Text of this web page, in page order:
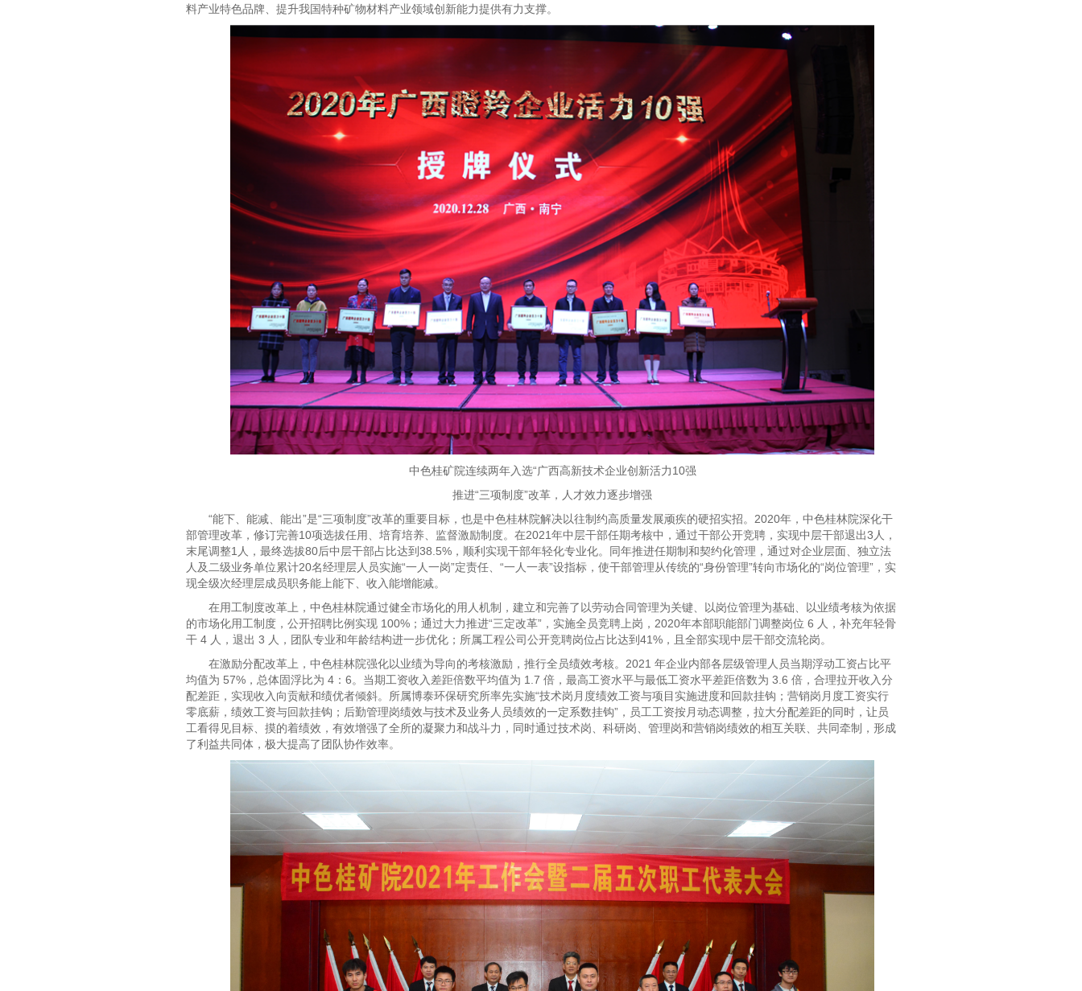
料产业特色品牌、提升我国特种矿物材料产业领域创新能力提供有力支撑。
中色桂矿院连续两年入选“广西高新技术企业创新活力10强
推进“三项制度”改革，人才效力逐步增强
“能下、能减、能出”是“三项制度”改革的重要目标，也是中色桂林院解决以往制约高质量发展顽疾的硬招实招。2020年，中色桂林院深化干
部管理改革，修订完善10项选拔任用、培育培养、监督激励制度。在2021年中层干部任期考核中，通过干部公开竞聘，实现中层干部退出3人，
末尾调整1人，最终选拔80后中层干部占比达到38.5%，顺利实现干部年轻化专业化。同年推进任期制和契约化管理，通过对企业层面、独立法
人及二级业务单位累计20名经理层人员实施“一人一岗”定责任、“一人一表”设指标，使干部管理从传统的“身份管理”转向市场化的“岗位管理”，实
现全级次经理层成员职务能上能下、收入能增能减。
在用工制度改革上，中色桂林院通过健全市场化的用人机制，建立和完善了以劳动合同管理为关键、以岗位管理为基础、以业绩考核为依据
的市场化用工制度，公开招聘比例实现 100%；通过大力推进“三定改革”，实施全员竞聘上岗，2020年本部职能部门调整岗位 6 人，补充年轻骨
干 4 人，退出 3 人，团队专业和年龄结构进一步优化；所属工程公司公开竞聘岗位占比达到41%，且全部实现中层干部交流轮岗。
在激励分配改革上，中色桂林院强化以业绩为导向的考核激励，推行全员绩效考核。2021 年企业内部各层级管理人员当期浮动工资占比平
均值为 57%，总体固浮比为 4：6。当期工资收入差距倍数平均值为 1.7 倍，最高工资水平与最低工资水平差距倍数为 3.6 倍，合理拉开收入分
配差距，实现收入向贡献和绩优者倾斜。所属博泰环保研究所率先实施“技术岗月度绩效工资与项目实施进度和回款挂钩；营销岗月度工资实行
零底薪，绩效工资与回款挂钩；后勤管理岗绩效与技术及业务人员绩效的一定系数挂钩”，员工工资按月动态调整，拉大分配差距的同时，让员
工看得见目标、摸的着绩效，有效增强了全所的凝聚力和战斗力，同时通过技术岗、科研岗、管理岗和营销岗绩效的相互关联、共同牵制，形成
了利益共同体，极大提高了团队协作效率。